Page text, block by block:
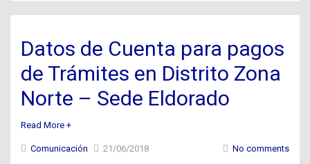
Datos de Cuenta para pagos
de Trámites en Distrito Zona
Norte – Sede Eldorado
Read More +
Comunicación 21/06/2018 No comments